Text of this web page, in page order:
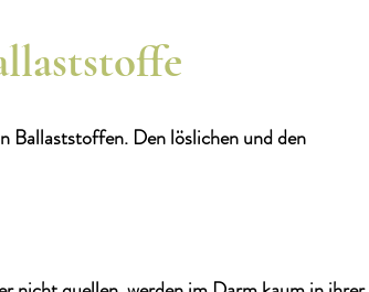
Ballaststoffen. Den löslichen und den